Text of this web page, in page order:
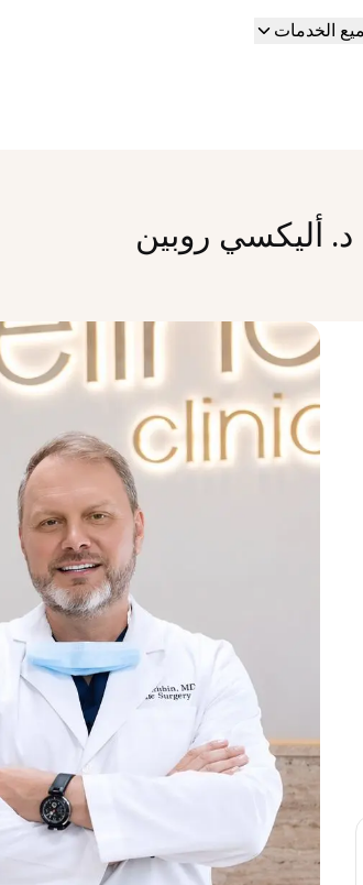
الخدمات
د. أليكسي روبين